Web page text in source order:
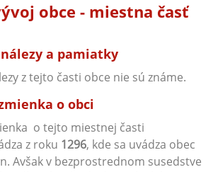
obce - miestna časť
a pamiatky
z tejto časti obce nie sú známe.
o obci
o tejto miestnej časti
z roku 1296, kde sa uvádza obec
Avšak v bezprostrednom susedstve